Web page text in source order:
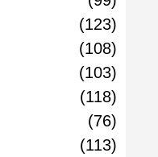
123
108
103
118
76
113